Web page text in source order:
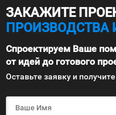
ЗАКАЖИТЕ
ПРОИЗВОДСТВА
Спроектируем Ваше
от идей до готового
Оставьте заявку и